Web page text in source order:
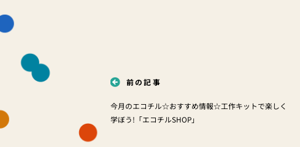
前の記事
今月のエコチル☆おすすめ情報☆工作キットで楽しく
学ぼう!「エコチルSHOP」